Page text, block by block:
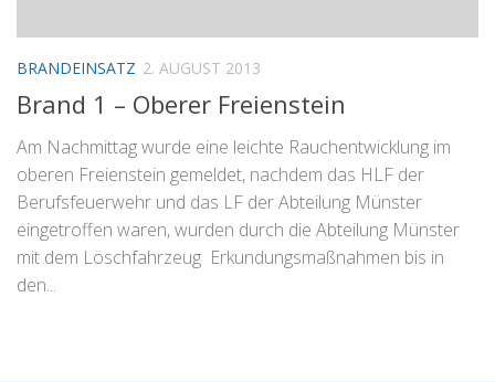
BRANDEINSATZ 2. AUGUST 2013
Brand 1 – Oberer Freienstein
Am Nachmittag wurde eine leichte Rauchentwicklung im
oberen Freienstein gemeldet, nachdem das HLF der
Berufsfeuerwehr und das LF der Abteilung Münster
eingetroffen waren, wurden durch die Abteilung Münster
mit dem Löschfahrzeug Erkundungsmaßnahmen bis in
den...